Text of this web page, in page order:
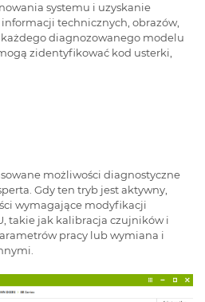
systemu i uzyskanie
technicznych, obrazów,
diagnozowanego modelu
zidentyfikować kod usterki,
możliwości diagnostyczne
Gdy ten tryb jest aktywny,
wymagające modyfikacji
takie jak kalibracja czujników i
pracy lub wymiana i